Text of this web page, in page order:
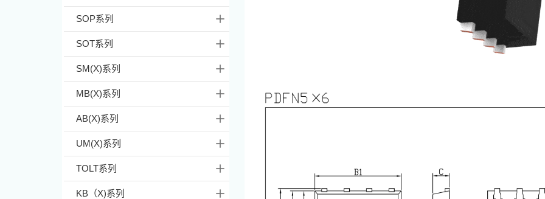
SOP系列
SOT系列
SM(X)系列
MB(X)系列
AB(X)系列
UM(X)系列
TOLT系列
KB（X)系列